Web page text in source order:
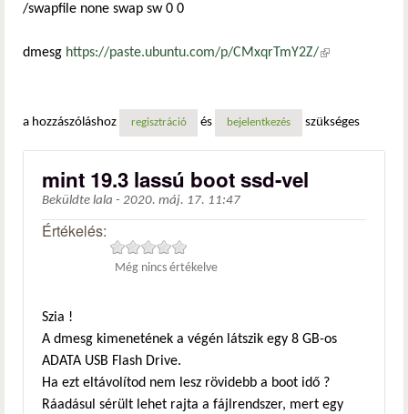
/swapfile none swap sw 0 0
dmesg https://paste.ubuntu.com/p/CMxqrTmY2Z/(külső
a hozzászóláshoz regisztráció és bejelentkezés szükséges
mint 19.3 lassú boot ssd-vel
Beküldte lala - 2020. máj. 17. 11:47
Értékelés:
Még nincs értékelve
Szia !
A dmesg kimenetének a végén látszik egy 8 GB-os
ADATA USB Flash Drive.
Ha ezt eltávolítod nem lesz rövidebb a boot idő ?
Ráadásul sérült lehet rajta a fájlrendszer, mert egy